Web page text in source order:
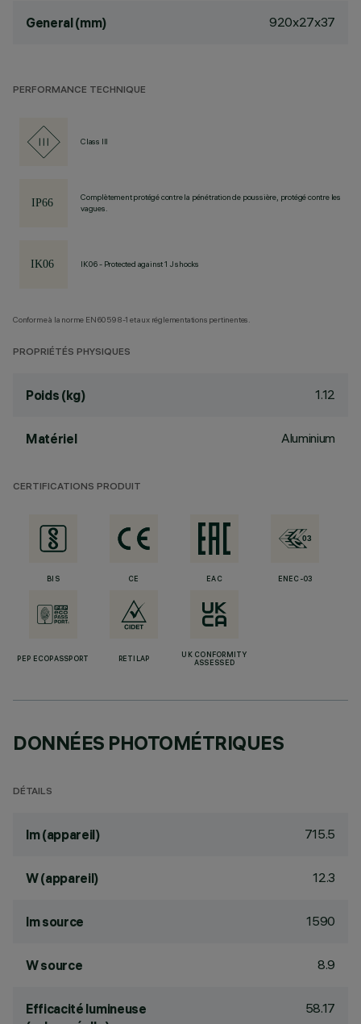
General (mm) 920x27x37
PERFORMANCE TECHNIQUE
Class III
Complètement protégé contre la pénétration de poussière, protégé contre les
vagues.
IK06 - Protected against 1 J shocks
Conforme à la norme EN60598-1 et aux réglementations pertinentes.
PROPRIÉTÉS PHYSIQUES
Poids (kg) 1.12
Matériel Aluminium
CERTIFICATIONS PRODUIT
BIS CE EAC ENEC-03
PEP ECOPASSPORT RETILAP
UK CONFORMITY
ASSESSED
DONNÉES PHOTOMÉTRIQUES
DÉTAILS
lm (appareil) 715.5
W (appareil) 12.3
lm source 1590
W source 8.9
Efficacité lumineuse
58.17